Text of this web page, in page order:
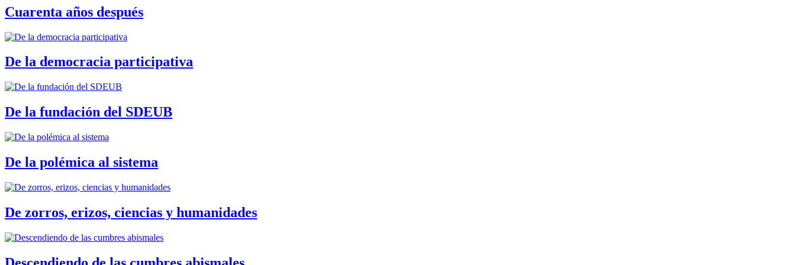
Cuarenta años después
De la democracia participativa
De la fundación del SDEUB
De la polémica al sistema
De zorros, erizos, ciencias y humanidades